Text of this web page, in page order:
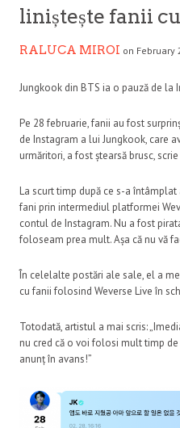
liniștește fanii
RALUCA MIROI on February
Jungkook din BTS ia o pauză de la
Pe 28 februarie, fanii au fost
de Instagram a lui Jungkook, care
urmăritori, a fost ștearsă brusc, scrie
La scurt timp după ce s-a
fani prin intermediul platformei
contul de Instagram. Nu a fost
foloseam prea mult. Așa că nu vă
În celelalte postări ale sale, el a
cu fanii folosind Weverse Live în
Totodată, artistul a mai scris:
nu cred că o voi folosi mult timp
anunț în avans!”